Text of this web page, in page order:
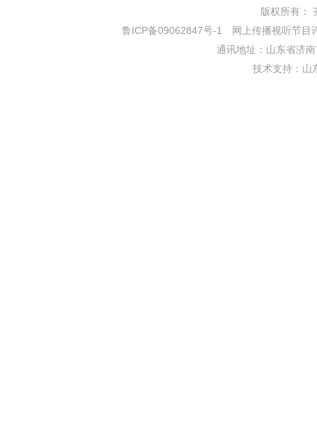
版权所有：
鲁ICP备09062847号-1
网上传播视听节目
通讯地址：山东省济
技术支持： 山